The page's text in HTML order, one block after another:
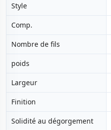
Style
Comp.
Nombre de fils
poids
Largeur
Finition
Solidité au dégorgement